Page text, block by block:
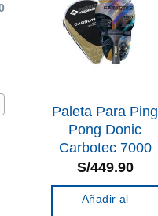
Paleta Para Ping
Pong Donic
Carbotec 7000
S/449.90
Añadir al